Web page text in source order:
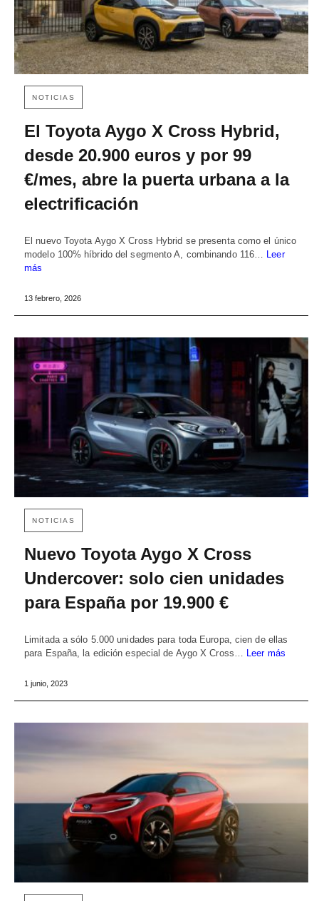
NOTICIAS
El Toyota Aygo X Cross Hybrid,
desde 20.900 euros y por 99
€/mes, abre la puerta urbana a la
electrificación
El nuevo Toyota Aygo X Cross Hybrid se presenta como el único
modelo 100% híbrido del segmento A, combinando 116… Leer
más
13 febrero, 2026
NOTICIAS
Nuevo Toyota Aygo X Cross
Undercover: solo cien unidades
para España por 19.900 €
Limitada a sólo 5.000 unidades para toda Europa, cien de ellas
para España, la edición especial de Aygo X Cross…
Leer más
1 junio, 2023